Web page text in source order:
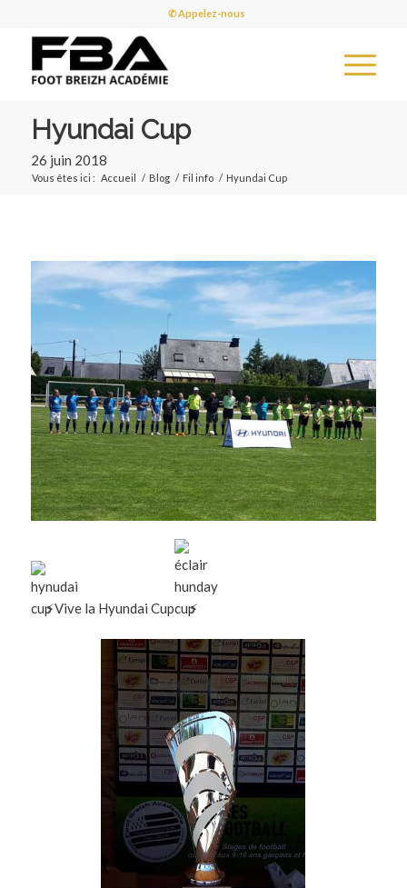
✆ Appelez-nous
Hyundai Cup
26 juin 2018
Vous êtes ici : Accueil / Blog / Fil info / Hyundai Cup
⚡Vive la Hyundai Cup ⚡